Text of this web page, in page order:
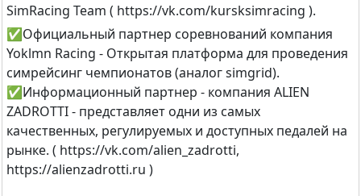
SimRacing Team ( https://vk.com/kursksimracing ).
✅Официальный партнер соревнований компания
Yoklmn Racing - Открытая платформа для проведения
симрейсинг чемпионатов (аналог simgrid).
✅Информационный партнер - компания ALIEN
ZADROTTI - представляет одни из самых
качественных, регулируемых и доступных педалей на
рынке. ( https://vk.com/alien_zadrotti,
https://alienzadrotti.ru )